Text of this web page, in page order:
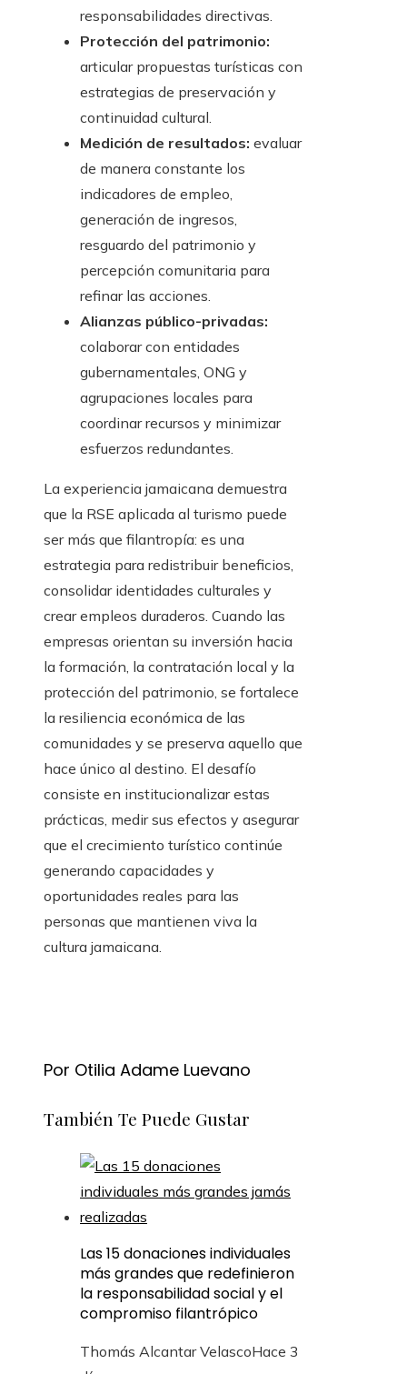
responsabilidades directivas.
Protección del patrimonio:
articular propuestas turísticas con
estrategias de preservación y
continuidad cultural.
Medición de resultados: evaluar
de manera constante los
indicadores de empleo,
generación de ingresos,
resguardo del patrimonio y
percepción comunitaria para
refinar las acciones.
Alianzas público-privadas:
colaborar con entidades
gubernamentales, ONG y
agrupaciones locales para
coordinar recursos y minimizar
esfuerzos redundantes.
La experiencia jamaicana demuestra
que la RSE aplicada al turismo puede
ser más que filantropía: es una
estrategia para redistribuir beneficios,
consolidar identidades culturales y
crear empleos duraderos. Cuando las
empresas orientan su inversión hacia
la formación, la contratación local y la
protección del patrimonio, se fortalece
la resiliencia económica de las
comunidades y se preserva aquello que
hace único al destino. El desafío
consiste en institucionalizar estas
prácticas, medir sus efectos y asegurar
que el crecimiento turístico continúe
generando capacidades y
oportunidades reales para las
personas que mantienen viva la
cultura jamaicana.
Por Otilia Adame Luevano
También Te Puede Gustar
Las 15 donaciones individuales
más grandes que redefinieron
la responsabilidad social y el
compromiso filantrópico
Thomás Alcantar VelascoHace 3